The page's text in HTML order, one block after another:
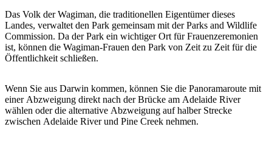
Das Volk der Wagiman, die traditionellen Eigentümer dieses
Landes, verwaltet den Park gemeinsam mit der Parks and Wildlife
Commission. Da der Park ein wichtiger Ort für Frauenzeremonien
ist, können die Wagiman-Frauen den Park von Zeit zu Zeit für die
Öffentlichkeit schließen.
Wenn Sie aus Darwin kommen, können Sie die Panoramaroute mit
einer Abzweigung direkt nach der Brücke am Adelaide River
wählen oder die alternative Abzweigung auf halber Strecke
zwischen Adelaide River und Pine Creek nehmen.